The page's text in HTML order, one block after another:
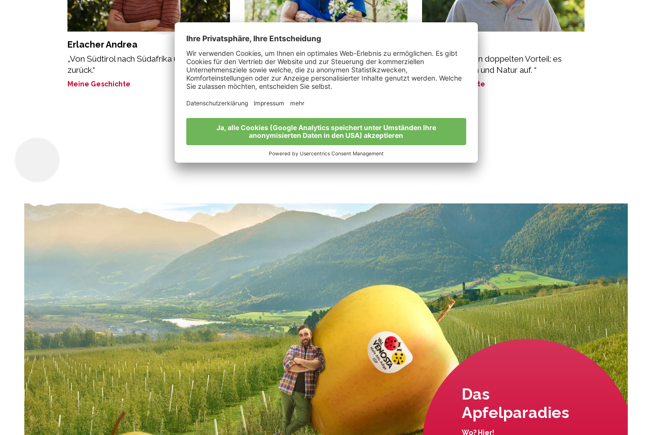
Erlacher Andrea
„Von Südtirol nach Südafrika und wieder
zurück.“
Meine Geschichte
Gabl Kurt
„Vater und Sohn.“
Meine Geschichte
„Bio bringt einen doppelten Vorteil: es
wertet Mensch und Natur auf. “
Meine Geschichte
Alle Bio-Bauern im Überblick
Das
Apfelparadies
Wo? Hier!